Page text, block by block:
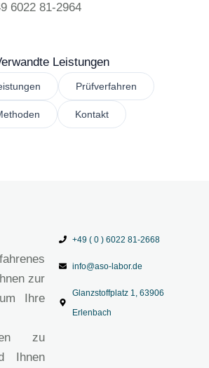
6022 81-2964
Leistungen
Prüfverfahren
Kontakt
zur
Ihre
zu
Ihnen
+49 ( 0 ) 6022 81-2668
info@aso-labor.de
Glanzstoffplatz 1, 63906
Erlenbach